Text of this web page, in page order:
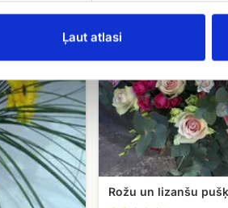
Ļaut atlasi
pušķis
Rožu un lizanšu